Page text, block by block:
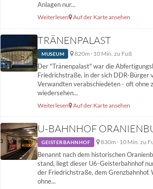
Anlagen nur...
Weiterlesen Auf der Karte ansehen
TRÄNENPALAST
MUSEUM 820m · 10 Min. zu Fuß
Der "Tränenpalast" war die
Friedrichstraße, in der sich DDR-Bürger
Verwandten verabschiedeten - oft ohne
wiedersehen...
Weiterlesen Auf der Karte ansehen
U-BAHNHOF
GEISTERBAHNHOF 830m · 10 Min. zu
Benannt nach dem historischen
stand, liegt dieser U6-Geisterbahnhof
der Friedrichstraße, dem Grenzbahnhof.
ohne...